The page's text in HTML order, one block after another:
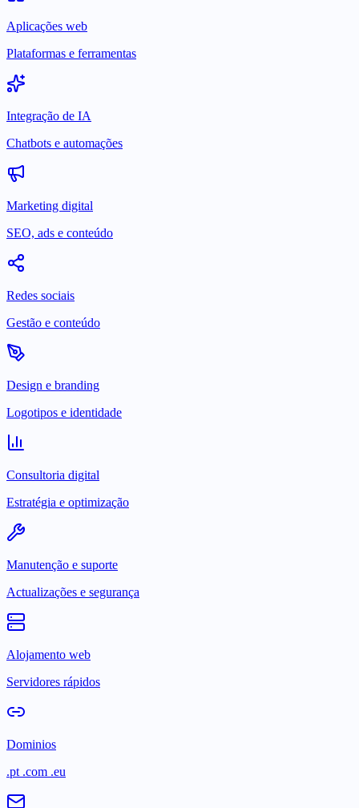
Aplicações web
Plataformas e ferramentas
Integração de IA
Chatbots e automações
Marketing digital
SEO, ads e conteúdo
Redes sociais
Gestão e conteúdo
Design e branding
Logotipos e identidade
Consultoria digital
Estratégia e optimização
Manutenção e suporte
Actualizações e segurança
Alojamento web
Servidores rápidos
Dominios
.pt .com .eu